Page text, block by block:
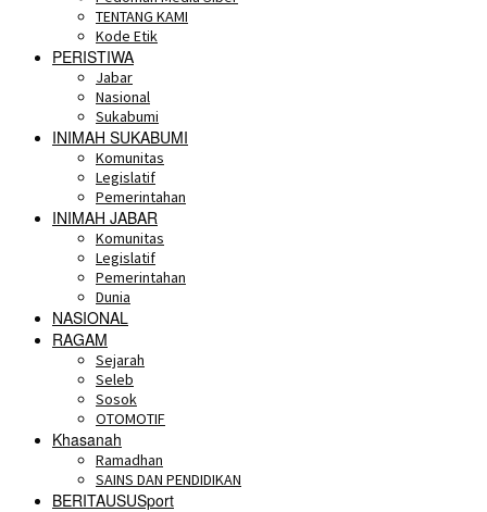
TENTANG KAMI
Kode Etik
PERISTIWA
Jabar
Nasional
Sukabumi
INIMAH SUKABUMI
Komunitas
Legislatif
Pemerintahan
INIMAH JABAR
Komunitas
Legislatif
Pemerintahan
Dunia
NASIONAL
RAGAM
Sejarah
Seleb
Sosok
OTOMOTIF
Khasanah
Ramadhan
SAINS DAN PENDIDIKAN
BERITAUSUSport